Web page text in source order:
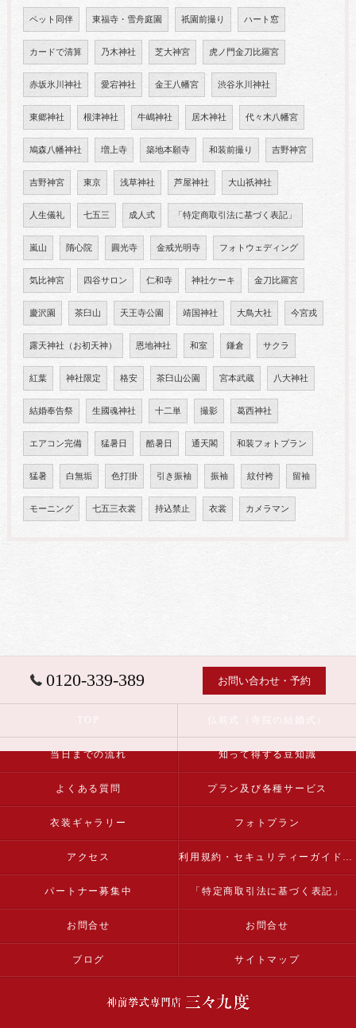
ペット同伴 東福寺・雪舟庭園 祇園前撮り ハート窓
カードで清算 乃木神社 芝大神宮 虎ノ門金刀比羅宮
赤坂氷川神社 愛宕神社 金王八幡宮 渋谷氷川神社
東郷神社 根津神社 牛嶋神社 居木神社 代々木八幡宮
鳩森八幡神社 増上寺 築地本願寺 和装前撮り 吉野神宮
吉野神宮 東京 浅草神社 芦屋神社 大山祇神社
人生儀礼 七五三 成人式 「特定商取引法に基づく表記」
嵐山 隋心院 圓光寺 金戒光明寺 フォトウェディング
気比神宮 四谷サロン 仁和寺 神社ケーキ 金刀比羅宮
慶沢園 茶臼山 天王寺公園 靖国神社 大鳥大社 今宮戎
露天神社（お初天神） 恩地神社 和室 鎌倉 サクラ
紅葉 神社限定 格安 茶臼山公園 宮本武蔵 八大神社
結婚奉告祭 生國魂神社 十二単 撮影 葛西神社
エアコン完備 猛暑日 酷暑日 通天閣 和装フォトプラン
猛暑 白無垢 色打掛 引き振袖 振袖 紋付袴 留袖
モーニング 七五三衣裳 持込禁止 衣裳 カメラマン
0120-339-389 お問い合わせ・予約
当日までの流れ 知って得する豆知識
よくある質問 プラン及び各種サービス
衣装ギャラリー フォトプラン
アクセス 利用規約・セキュリティーガイドライン
パートナー募集中 「特定商取引法に基づく表記」
お問合せ お問合せ
ブログ サイトマップ